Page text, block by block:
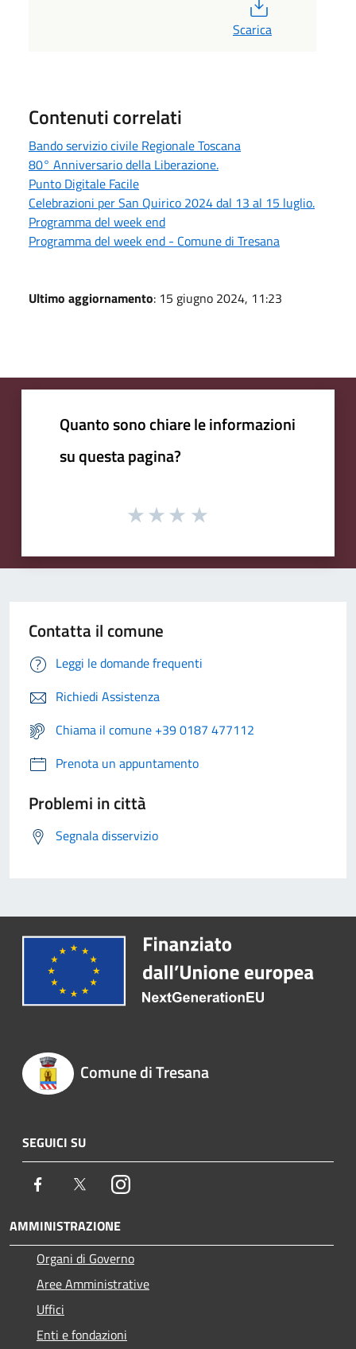
Scarica
Contenuti correlati
Bando servizio civile Regionale Toscana
80° Anniversario della Liberazione.
Punto Digitale Facile
Celebrazioni per San Quirico 2024 dal 13 al 15 luglio.
Programma del week end
Programma del week end - Comune di Tresana
Ultimo aggiornamento: 15 giugno 2024, 11:23
Quanto sono chiare le informazioni
su questa pagina?
Contatta il comune
Leggi le domande frequenti
Richiedi Assistenza
Chiama il comune +39 0187 477112
Prenota un appuntamento
Problemi in città
Segnala disservizio
Comune di Tresana
SEGUICI SU
Facebook TwitterInstagram
AMMINISTRAZIONE
Organi di Governo
Aree Amministrative
Uffici
Enti e fondazioni